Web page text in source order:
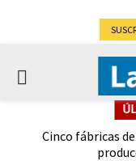
PRIMARY
Cinco fábricas